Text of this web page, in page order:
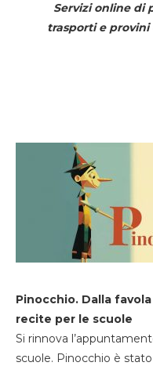
Servizi online di
trasporti e
Pinocchio. Dalla
recite per le scuole
Si rinnova
scuole. Pinocchio è